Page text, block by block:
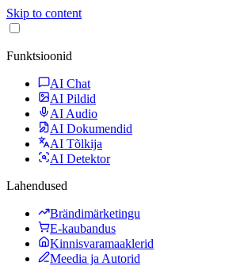
Skip to content
Funktsioonid
AI Chat
AI Pildid
AI Audio
AI Dokumendid
AI Tõlkija
AI Detektor
Lahendused
Brändimärketingu
E-kaubandus
Kinnisvaramaaklerid
Meedia ja Autorid